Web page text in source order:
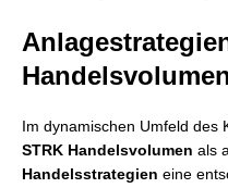
Im dynamischen Umfeld des
STRK Handelsvolumen als
Handelsstrategien eine